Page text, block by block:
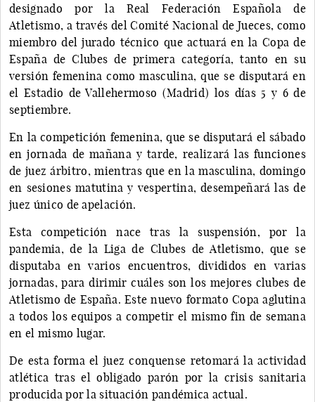
designado por la Real Federación Española de
Atletismo, a través del Comité Nacional de Jueces, como
miembro del jurado técnico que actuará en la Copa de
España de Clubes de primera categoría, tanto en su
versión femenina como masculina, que se disputará en
el Estadio de Vallehermoso (Madrid) los días 5 y 6 de
septiembre.
En la competición femenina, que se disputará el sábado
en jornada de mañana y tarde, realizará las funciones
de juez árbitro, mientras que en la masculina, domingo
en sesiones matutina y vespertina, desempeñará las de
juez único de apelación.
Esta competición nace tras la suspensión, por la
pandemia, de la Liga de Clubes de Atletismo, que se
disputaba en varios encuentros, divididos en varias
jornadas, para dirimir cuáles son los mejores clubes de
Atletismo de España. Este nuevo formato Copa aglutina
a todos los equipos a competir el mismo fin de semana
en el mismo lugar.
De esta forma el juez conquense retomará la actividad
atlética tras el obligado parón por la crisis sanitaria
producida por la situación pandémica actual.